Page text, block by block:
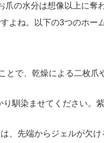
爪の水分は想像以上に奪
よね。以下の3つのホー
とで、乾燥による二枚爪
馴染ませてください。
、先端からジェルが欠け